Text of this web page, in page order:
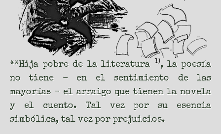
**Hija pobre de la literatura 1), la poesía
no tiene - en el sentimiento de las
mayorías - el arraigo que tienen la novela
y el cuento. Tal vez por su esencia
simbólica, tal vez por prejuicios.